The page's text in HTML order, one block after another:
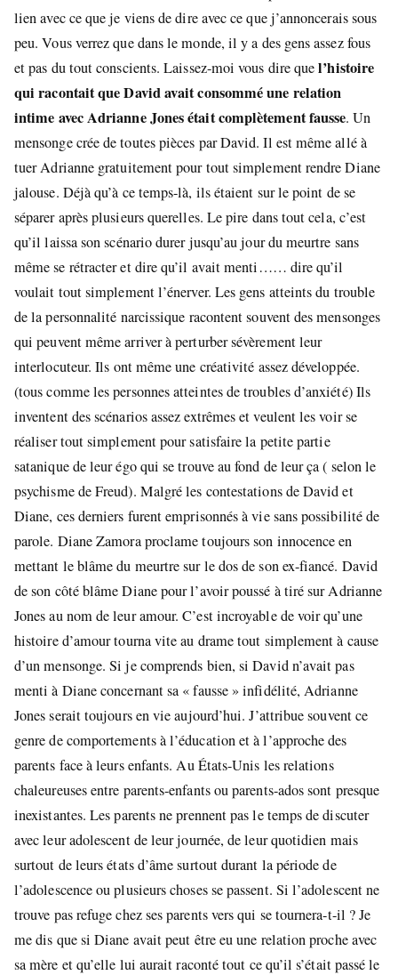
lien avec ce que je viens de dire avec ce que j’annoncerais sous
peu. Vous verrez que dans le monde, il y a des gens assez fous
et pas du tout conscients. Laissez-moi vous dire quel’histoire
qui racontait que David avait consommé une relation
intime avec Adrianne Jones était complètement fausse. Un
mensonge crée de toutes pièces par David. Il est même allé à
tuer Adrianne gratuitement pour tout simplement rendre Diane
jalouse. Déjà qu’à ce temps-là, ils étaient sur le point de se
séparer après plusieurs querelles. Le pire dans tout cela, c’est
qu’il laissa son scénario durer jusqu’au jour du meurtre sans
même se rétracter et dire qu’il avait menti…… dire qu’il
voulait tout simplement l’énerver. Les gens atteints du trouble
de la personnalité narcissique racontent souvent des mensonges
qui peuvent même arriver à perturber sévèrement leur
interlocuteur. Ils ont même une créativité assez développée.
(tous comme les personnes atteintes de troubles d’anxiété) Ils
inventent des scénarios assez extrêmes et veulent les voir se
réaliser tout simplement pour satisfaire la petite partie
satanique de leur égo qui se trouve au fond de leur ça ( selon le
psychisme de Freud). Malgré les contestations de David et
Diane, ces derniers furent emprisonnés à vie sans possibilité de
parole. Diane Zamora proclame toujours son innocence en
mettant le blâme du meurtre sur le dos de son ex-fiancé. David
de son côté blâme Diane pour l’avoir poussé à tiré sur Adrianne
Jones au nom de leur amour. C’est incroyable de voir qu’une
histoire d’amour tourna vite au drame tout simplement à cause
d’un mensonge. Si je comprends bien, si David n’avait pas
menti à Diane concernant sa « fausse » infidélité, Adrianne
Jones serait toujours en vie aujourd’hui. J’attribue souvent ce
genre de comportements à l’éducation et à l’approche des
parents face à leurs enfants. Au États-Unis les relations
chaleureuses entre parents-enfants ou parents-ados sont presque
inexistantes. Les parents ne prennent pas le temps de discuter
avec leur adolescent de leur journée, de leur quotidien mais
surtout de leurs états d’âme surtout durant la période de
l’adolescence ou plusieurs choses se passent. Si l’adolescent ne
trouve pas refuge chez ses parents vers qui se tournera-t-il ? Je
me dis que si Diane avait peut être eu une relation proche avec
sa mère et qu’elle lui aurait raconté tout ce qu’il s’était passé le